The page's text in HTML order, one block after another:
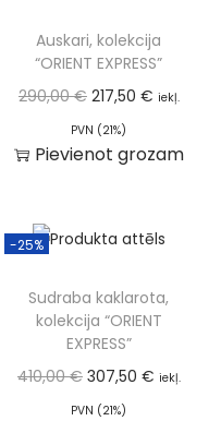
Auskari, kolekcija
“ORIENT EXPRESS”
290,00€ 217,50 € iekļ.
PVN (21%)
Pievienot grozam
-25%
Sudraba kaklarota,
kolekcija “ORIENT
EXPRESS”
410,00€ 307,50 € iekļ.
PVN (21%)